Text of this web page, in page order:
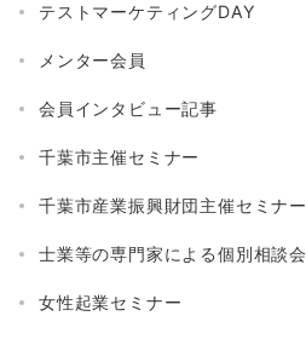
テストマーケティングDAY
メンター会員
会員インタビュー記事
千葉市主催セミナー
千葉市産業振興財団主催セミナー
士業等の専門家による個別相談会
女性起業セミナー